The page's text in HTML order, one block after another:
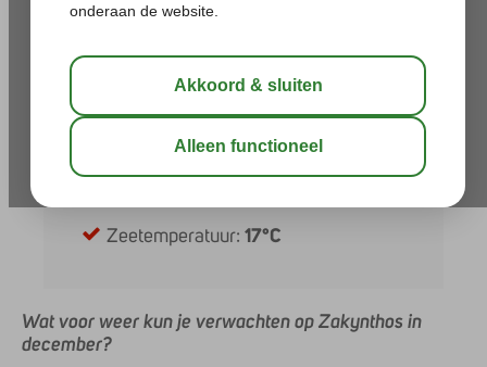
Dagen met regen:
Neerslag:322 mm
Zonuren per dag:4
Zeetemperatuur:17°C
Wat voor weer kun je verwachten op Zakynthos in
december?